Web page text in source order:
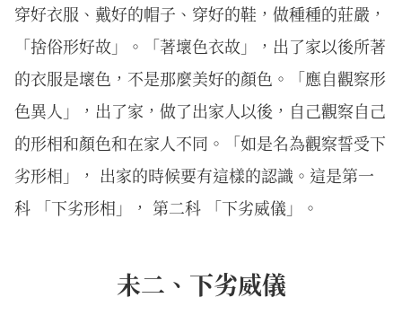
穿好衣服、戴好的帽子、穿好的鞋，做種種的莊嚴，
「捨俗形好故」。「著壞色衣故」，出了家以後所著
的衣服是壞色，不是那麼美好的顏色。「應自觀察形
色異人」，出了家，做了出家人以後，自己觀察自己
的形相和顏色和在家人不同。「如是名為觀察誓受下
劣形相」， 出家的時候要有這樣的認識。這是第一
科 「下劣形相」， 第二科 「下劣威儀」。
未二、下劣威儀